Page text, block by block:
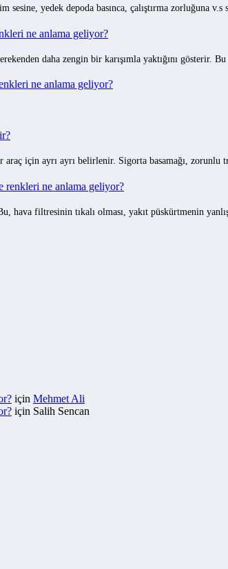
sesine, yedek depoda basınca, çalıştırma zorluğuna
ne anlama geliyor?
daha zengin bir karışımla yaktığını gösterir.
ne anlama geliyor?
araç için ayrı ayrı belirlenir. Sigorta basamağı,
renkleri ne anlama geliyor?
hava filtresinin tıkalı olması, yakıt püskürtmenin
için Mehmet Ali
için Salih Sencan